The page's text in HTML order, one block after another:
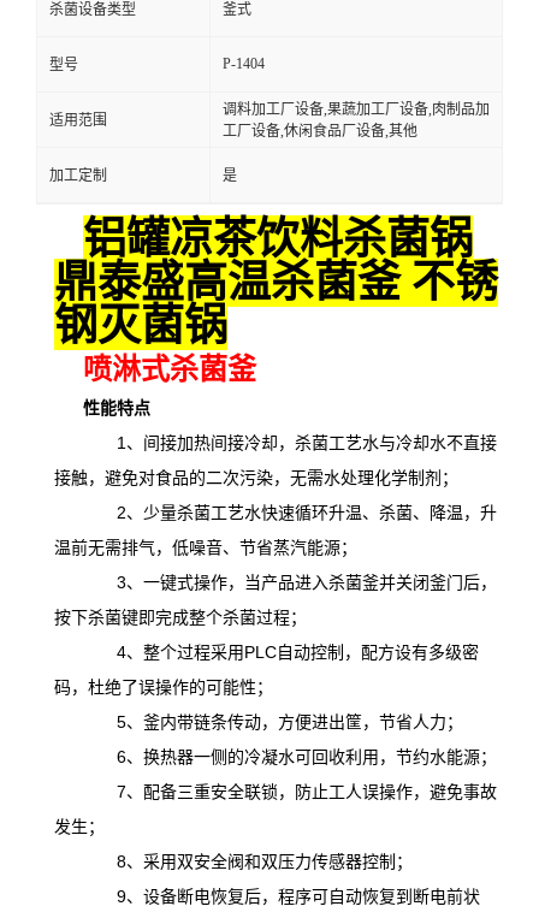
杀菌设备类型 釜式
型号 P-1404
适用范围
调料加工厂设备,果蔬加工厂设备,肉制品加
工厂设备,休闲食品厂设备,其他
加工定制 是
铝罐凉茶饮料杀菌锅
鼎泰盛高温杀菌釜 不锈
钢灭菌锅
喷淋式杀菌釜
性能特点
1、间接加热间接冷却，杀菌工艺水与冷却水不直接
接触，避免对食品的二次污染，无需水处理化学制剂；
2、少量杀菌工艺水快速循环升温、杀菌、降温，升
温前无需排气，低噪音、节省蒸汽能源；
3、一键式操作，当产品进入杀菌釜并关闭釜门后，
按下杀菌键即完成整个杀菌过程；
4、整个过程采用PLC自动控制，配方设有多级密
码，杜绝了误操作的可能性；
5、釜内带链条传动，方便进出筐，节省人力；
6、换热器一侧的冷凝水可回收利用，节约水能源；
7、配备三重安全联锁，防止工人误操作，避免事故
发生；
8、采用双安全阀和双压力传感器控制；
9、设备断电恢复后，程序可自动恢复到断电前状